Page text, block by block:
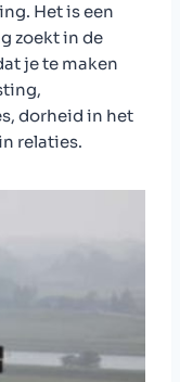
Het is een
zoekt in de
je te maken
dorheid in het
relaties.